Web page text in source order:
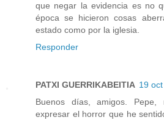
que negar la evidencia es no
época se hicieron cosas
estado como por la iglesia.
Responder
PATXI GUERRIKABEITIA 19
Buenos días, amigos.
expresar el horror que he